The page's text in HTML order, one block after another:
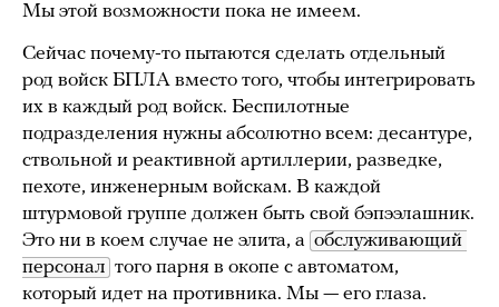
Мы этой возможности пока не имеем.
Сейчас почему-то пытаются сделать отдельный
род войск БПЛА вместо того, чтобы интегрировать
их в каждый род войск. Беспилотные
подразделения нужны абсолютно всем: десантуре,
ствольной и реактивной артиллерии, разведке,
пехоте, инженерным войскам. В каждой
штурмовой группе должен быть свой бэпээлашник.
Это ни в коем случае не элита, а обслуживающий
персонал того парня в окопе с автоматом,
который идет на противника. Мы — его глаза.